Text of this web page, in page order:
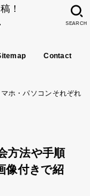
！
Contact
SEARCH
ホ・パソコンそれぞれ
方法や手順
像付きで紹